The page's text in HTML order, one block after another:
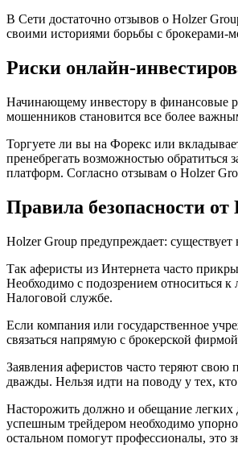
В Сети достаточно отзывов о Holzer
своими историями борьбы с брокерами-
Риски онлайн-
Начинающему инвестору в финансовые
мошенников становится все более
Торгуете ли вы на Форекс или
пренебрегать возможностью
платформ. Согласно отзывам о Holzer
Правила безопасности
Holzer Group предупреждает:
Так аферисты из Интернета часто
Необходимо с подозрением относиться к
Налоговой службе.
Если компания или государственное
связаться напрямую с брокерской
Заявления аферистов часто теряют свою
дважды. Нельзя идти на поводу у тех,
Насторожить должно и обещание легких
успешным трейдером необходимо упорно
остальном помогут профессионалы, это